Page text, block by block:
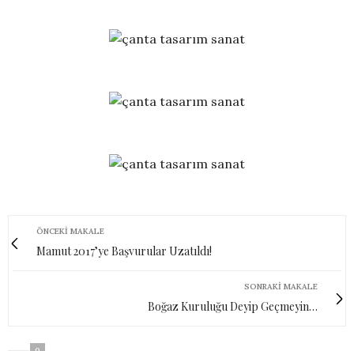
ÖNCEKI MAKALE
Mamut 2017’ye Başvurular Uzatıldı!
SONRAKI MAKALE
Boğaz Kuruluğu Deyip Geçmeyin…